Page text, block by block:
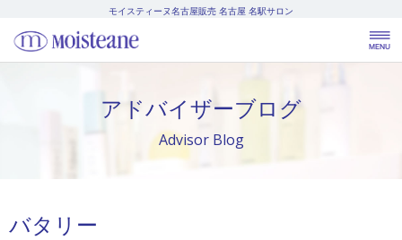
モイスティーヌ名古屋販売 名古屋 名駅サロン
アドバイザーブログ
Advisor Blog
バタリー